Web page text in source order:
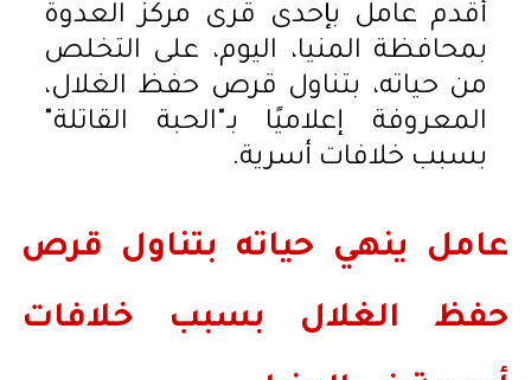
أقدم عامل بإحدى قرى مركز العدوة
بمحافظة المنيا، اليوم، على التخلص
من حياته، بتناول قرص حفظ الغلال،
المعروفة إعلاميًا بـ"الحبة القاتلة"
بسبب خلافات أسرية.
عامل ينهي حياته بتناول قرص
حفظ الغلال بسبب خلافات